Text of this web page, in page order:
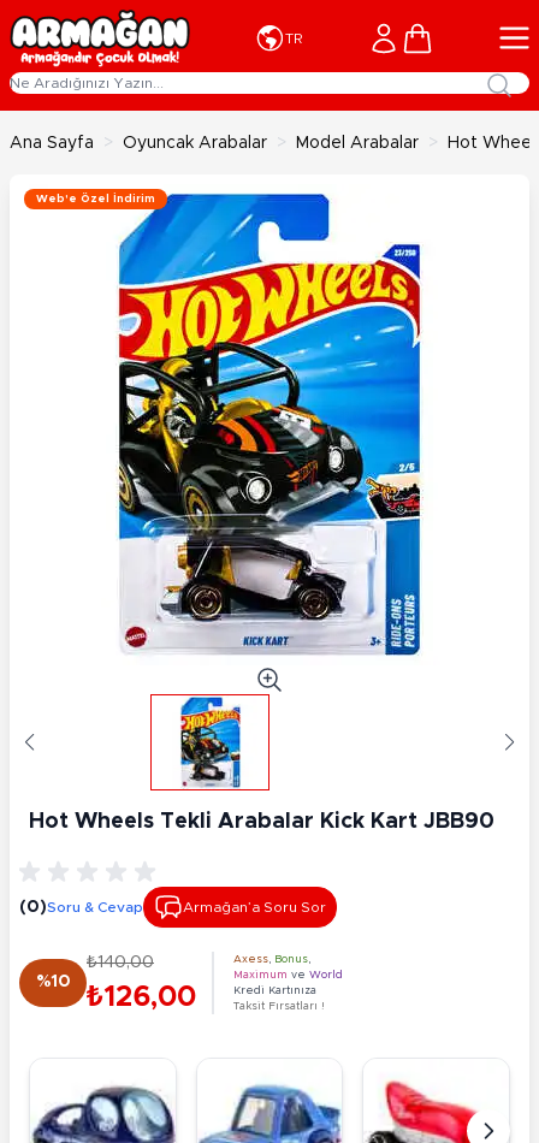
İçeriğe geç
TR Cart
Ana Sayfa > Oyuncak Arabalar > Model Arabalar > Hot
Web'e Özel İndirim
Hot Wheels Tekli Arabalar Kick Kart JBB90
(0)Soru & Cevap Armağan’a Soru Sor
%10
₺140,00
₺126,00
Axess Bonus
Maximum ve World
Kredi Kartınıza
Taksit Fırsatları !